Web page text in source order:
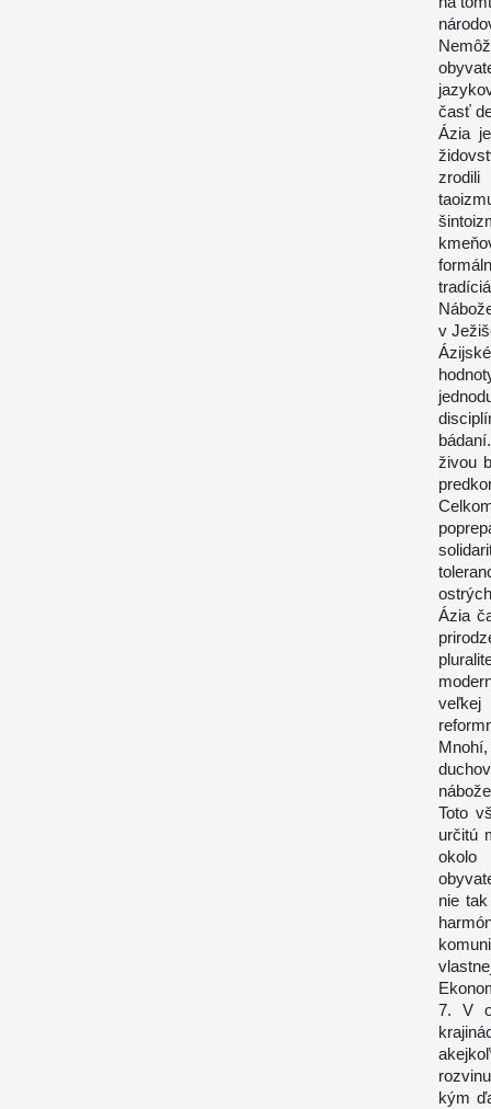
časť
Ázia
v
živou
Ázia
Toto
určitú
okolo
nie
7. V
kým